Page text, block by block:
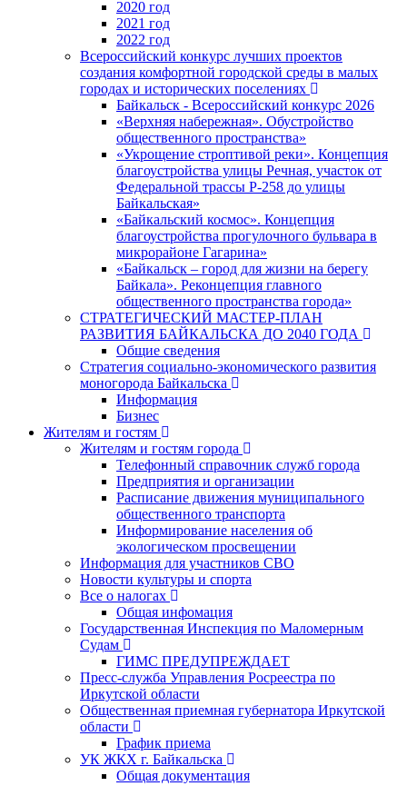
2020 год
2021 год
2022 год
Всероссийский конкурс лучших проектов
создания комфортной городской среды в малых
городах и исторических поселениях
Байкальск - Всероссийский конкурс 2026
«Верхняя набережная». Обустройство
общественного пространства»
«Укрощение строптивой реки». Концепция
благоустройства улицы Речная, участок от
Федеральной трассы Р-258 до улицы
Байкальская»
«Байкальский космос». Концепция
благоустройства прогулочного бульвара в
микрорайоне Гагарина»
«Байкальск – город для жизни на берегу
Байкала». Реконцепция главного
общественного пространства города»
СТРАТЕГИЧЕСКИЙ МАСТЕР-ПЛАН
РАЗВИТИЯ БАЙКАЛЬСКА ДО 2040 ГОДА
Общие сведения
Стратегия социально-экономического развития
моногорода Байкальска
Информация
Бизнес
Жителям и гостям
Жителям и гостям города
Телефонный справочник служб города
Предприятия и организации
Расписание движения муниципального
общественного транспорта
Информирование населения об
экологическом просвещении
Информация для участников СВО
Новости культуры и спорта
Все о налогах
Общая инфомация
Государственная Инспекция по Маломерным
Судам
ГИМС ПРЕДУПРЕЖДАЕТ
Пресс-служба Управления Росреестра по
Иркутской области
Общественная приемная губернатора Иркутской
области
График приема
УК ЖКХ г. Байкальска
Общая документация